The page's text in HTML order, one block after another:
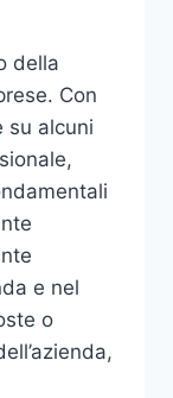
della
Con
su alcuni
e nel
o